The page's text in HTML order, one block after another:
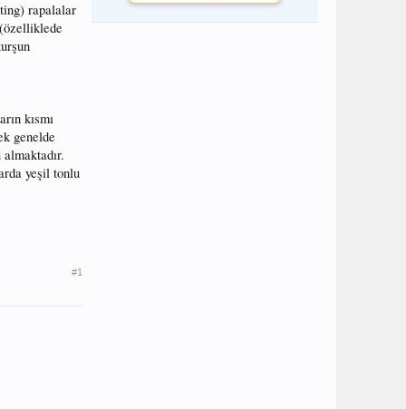
rapalalar
kısmı
genelde
yeşil tonlu
#1